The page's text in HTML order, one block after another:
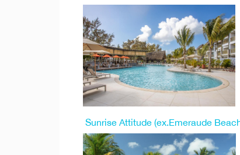
Sunrise Attitude (ex.Emeraude